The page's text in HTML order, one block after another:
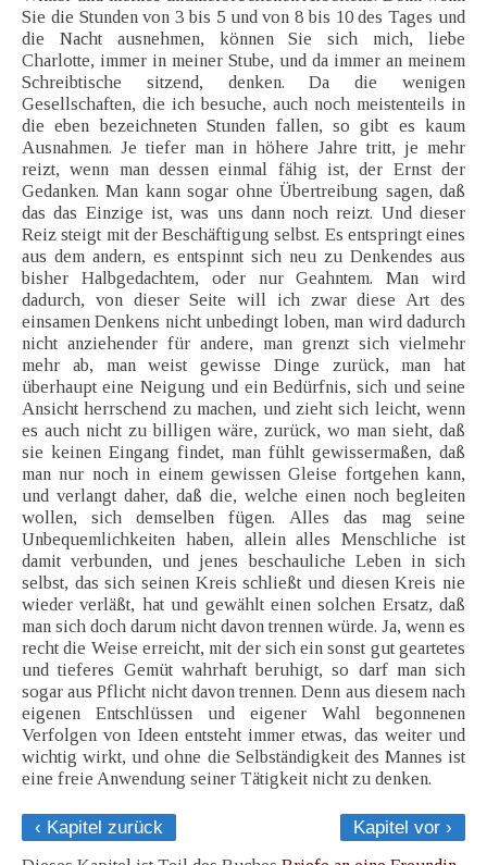
Sie die Stunden von 3 bis 5 und von 8 bis 10 des Tages und
die Nacht ausnehmen, können Sie sich mich, liebe
Charlotte, immer in meiner Stube, und da immer an meinem
Schreibtische sitzend, denken. Da die wenigen
Gesellschaften, die ich besuche, auch noch meistenteils in
die eben bezeichneten Stunden fallen, so gibt es kaum
Ausnahmen. Je tiefer man in höhere Jahre tritt, je mehr
reizt, wenn man dessen einmal fähig ist, der Ernst der
Gedanken. Man kann sogar ohne Übertreibung sagen, daß
das das Einzige ist, was uns dann noch reizt. Und dieser
Reiz steigt mit der Beschäftigung selbst. Es entspringt eines
aus dem andern, es entspinnt sich neu zu Denkendes aus
bisher Halbgedachtem, oder nur Geahntem. Man wird
dadurch, von dieser Seite will ich zwar diese Art des
einsamen Denkens nicht unbedingt loben, man wird dadurch
nicht anziehender für andere, man grenzt sich vielmehr
mehr ab, man weist gewisse Dinge zurück, man hat
überhaupt eine Neigung und ein Bedürfnis, sich und seine
Ansicht herrschend zu machen, und zieht sich leicht, wenn
es auch nicht zu billigen wäre, zurück, wo man sieht, daß
sie keinen Eingang findet, man fühlt gewissermaßen, daß
man nur noch in einem gewissen Gleise fortgehen kann,
und verlangt daher, daß die, welche einen noch begleiten
wollen, sich demselben fügen. Alles das mag seine
Unbequemlichkeiten haben, allein alles Menschliche ist
damit verbunden, und jenes beschauliche Leben in sich
selbst, das sich seinen Kreis schließt und diesen Kreis nie
wieder verläßt, hat und gewählt einen solchen Ersatz, daß
man sich doch darum nicht davon trennen würde. Ja, wenn es
recht die Weise erreicht, mit der sich ein sonst gut geartetes
und tieferes Gemüt wahrhaft beruhigt, so darf man sich
sogar aus Pflicht nicht davon trennen. Denn aus diesem nach
eigenen Entschlüssen und eigener Wahl begonnenen
Verfolgen von Ideen entsteht immer etwas, das weiter und
wichtig wirkt, und ohne die Selbständigkeit des Mannes ist
eine freie Anwendung seiner Tätigkeit nicht zu denken.
‹ Kapitel zurück
Kapitel vor ›